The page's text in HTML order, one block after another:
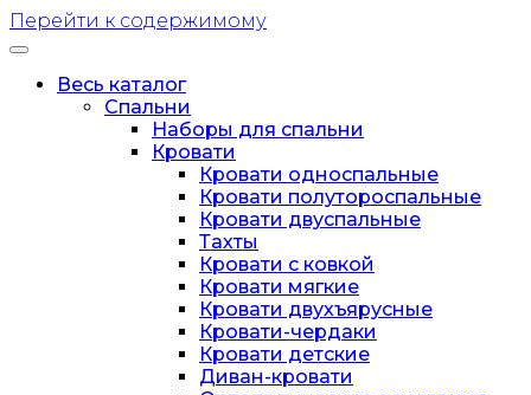
Перейти к содержимому
Переключатель
навигации
(Toggle)Весь каталог
Спальни
Наборы для спальни
Кровати
Кровати односпальные
Кровати полутороспальные
Кровати двуспальные
Тахты
Кровати с ковкой
Кровати мягкие
Кровати двухъярусные
Кровати-чердаки
Кровати детские
Диван-кровати